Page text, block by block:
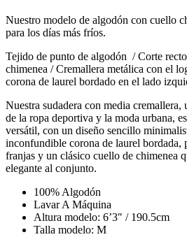
Nuestro modelo de algodón con cuello
para los días más fríos.
Tejido de punto de algodón / Corte
chimenea / Cremallera metálica con el
corona de laurel bordado en el lado
Nuestra sudadera con media
de la ropa deportiva y la moda urbana,
versátil, con un diseño sencillo
inconfundible corona de laurel bordada,
franjas y un clásico cuello de chimenea
elegante al conjunto.
100% Algodón
Lavar A Máquina
Altura modelo: 6’3″ / 190.5cm
Talla modelo: M